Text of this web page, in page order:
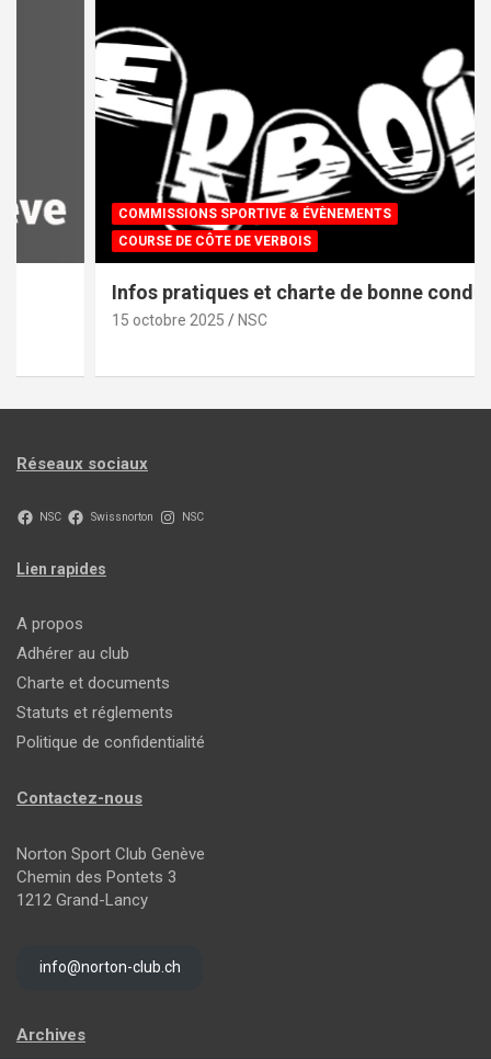
COMMISSIONS SPORTIVE & ÉVÈNEMENTS
COURSE DE CÔTE DE VERBOIS
Infos pratiques et charte de bonne conduite
15 octobre 2025 NSC
Réseaux sociaux
NSC Swissnorton NSC
Lien rapides
A propos
Adhérer au club
Charte et documents
Statuts et réglements
Politique de confidentialité
Contactez-nous
Norton Sport Club Genève
Chemin des Pontets 3
1212 Grand-Lancy
info@norton-club.ch
Archives